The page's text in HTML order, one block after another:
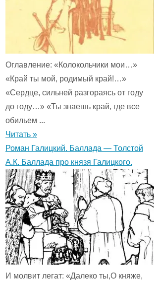
Оглавление: «Колокольчики мои…»
«Край ты мой, родимый край!…»
«Сердце, сильней разгораясь от году
до году…» «Ты знаешь край, где все
обильем ...
Читать »
Роман Галицкий. Баллада — Толстой
А.К. Баллада про князя Галицкого.
И молвит легат: «Далеко ты,О княже,